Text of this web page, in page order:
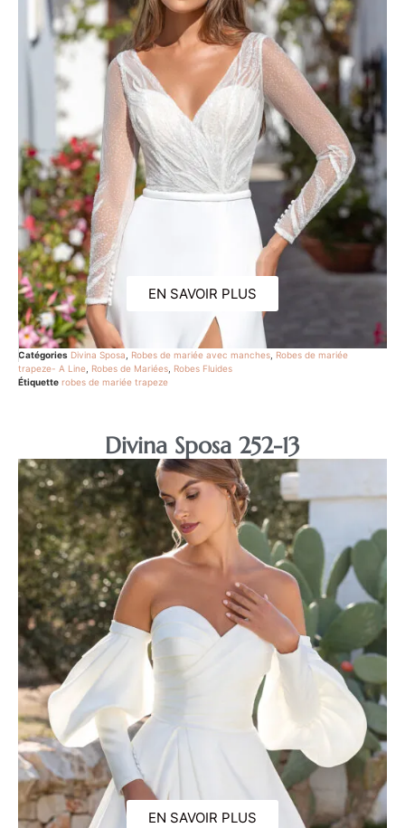
EN SAVOIR PLUS
Catégories Divina Sposa Robes de mariée avec manches Robes de mariée
trapeze- A Line Robes de Mariées Robes Fluides
Étiquette robes de mariée trapeze
Divina Sposa 252-13
EN SAVOIR PLUS